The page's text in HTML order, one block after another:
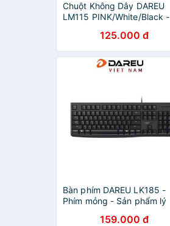
Chuột Không Dây DAREU
LM115 PINK/White/Black -
125.000 đ
Bàn phím DAREU LK185 -
Phím mỏng - Sản phẩm lý
159.000 đ